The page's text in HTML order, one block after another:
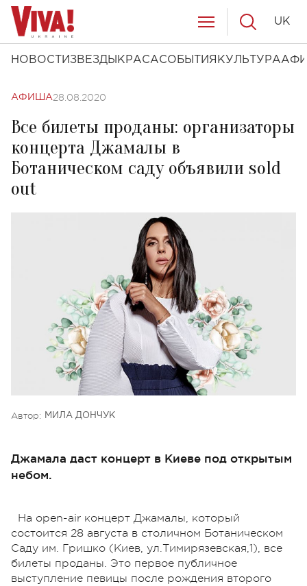
НОВОСТИ ЗВЕЗДЫ КРАСАСОБЫТИЯ КУЛЬТУРА
UK
АФИША28.08.2020
Все билеты проданы: организаторы
концерта Джамалы в
Ботаническом саду объявили sold
out
Автор: МИЛА ДОНЧУК
Джамала даст концерт в Киеве под открытым
небом.
На open-air концерт Джамалы, который
состоится 28 августа в столичном Ботаническом
Саду им. Гришко (Киев, ул.Тимирязевская,1), все
билеты проданы. Это первое публичное
выступление певицы после рождения второго